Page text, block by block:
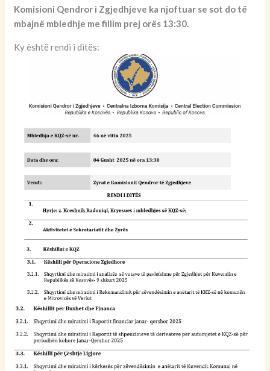
Komisioni Qendror i Zgjedhjeve ka njoftuar se sot do të
mbajnë mbledhje me fillim prej orës 13:30.
Ky është rendi i ditës: